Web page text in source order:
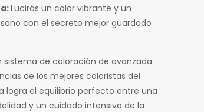
Lucirás un color vibrante y un
con el secreto mejor guardado
sistema de coloración de avanzada
de los mejores coloristas del
logra el equilibrio perfecto entre una
y un cuidado intensivo de la